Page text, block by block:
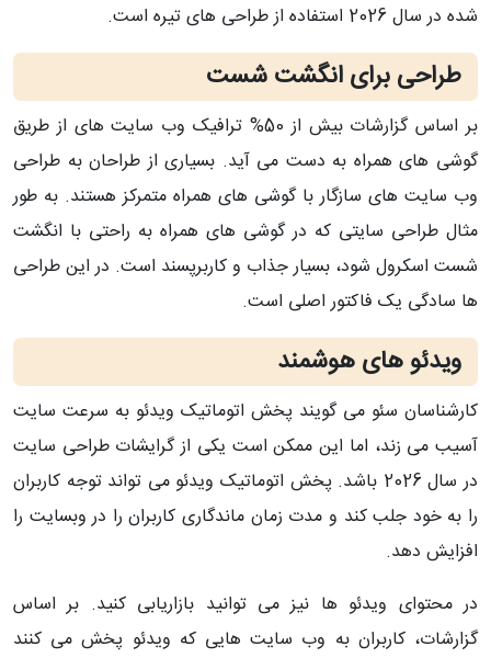
شده در سال 2026 استفاده از طراحی های تیره است.
طراحی برای انگشت شست
بر اساس گزارشات بیش از 50% ترافیک وب سایت های از طریق
گوشی های همراه به دست می آید. بسیاری از طراحان به طراحی
وب سایت های سازگار با گوشی های همراه متمرکز هستند. به طور
مثال طراحی سایتی که در گوشی های همراه به راحتی با انگشت
شست اسکرول شود، بسیار جذاب و کاربرپسند است. در این طراحی
ها سادگی یک فاکتور اصلی است.
ویدئو های هوشمند
کارشناسان سئو می گویند پخش اتوماتیک ویدئو به سرعت سایت
آسیب می زند، اما این ممکن است یکی از گرایشات طراحی سایت
در سال 2026 باشد. پخش اتوماتیک ویدئو می تواند توجه کاربران
را به خود جلب کند و مدت زمان ماندگاری کاربران را در وبسایت را
افزایش دهد.
در محتوای ویدئو ها نیز می توانید بازاریابی کنید. بر اساس
گزارشات، کاربران به وب سایت هایی که ویدئو پخش می کنند